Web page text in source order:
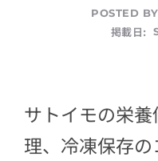
POSTED BY
掲載日:
サトイモの栄
理、冷凍保存